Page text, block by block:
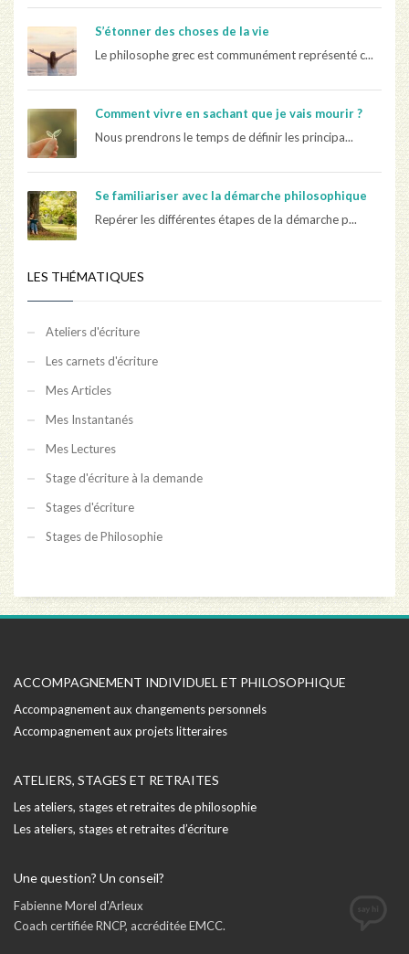
S’étonner des choses de la vie
Le philosophe grec est communément représenté c...
Comment vivre en sachant que je vais mourir ?
Nous prendrons le temps de définir les principa...
Se familiariser avec la démarche philosophique
Repérer les différentes étapes de la démarche p...
LES THÉMATIQUES
Ateliers d'écriture
Les carnets d'écriture
Mes Articles
Mes Instantanés
Mes Lectures
Stage d'écriture à la demande
Stages d'écriture
Stages de Philosophie
ACCOMPAGNEMENT INDIVIDUEL ET PHILOSOPHIQUE
Accompagnement aux changements personnels
Accompagnement aux projets litteraires
ATELIERS, STAGES ET RETRAITES
Les ateliers, stages et retraites de philosophie
Les ateliers, stages et retraites d’écriture
Une question? Un conseil?
Fabienne Morel d'Arleux
Coach certifiée RNCP, accréditée EMCC.